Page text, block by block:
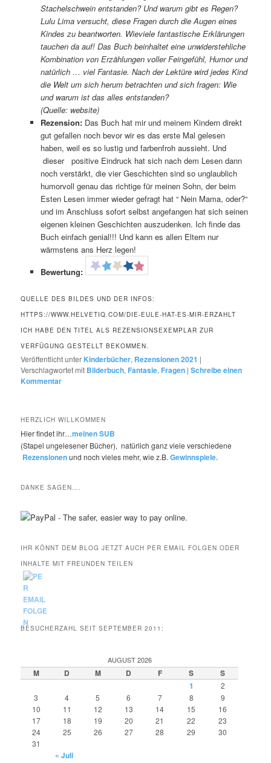
Stachelschwein entstanden? Und warum gibt es Regen?
Lulu Lima versucht, diese Fragen durch die Augen eines
Kindes zu beantworten. Wieviele fantastische Erklärungen
tauchen da auf! Das Buch beinhaltet eine unwiderstehliche
Kombination von Erzählungen voller Feingefühl, Humor und
natürlich … viel Fantasie. Nach der Lektüre wird jedes Kind
die Welt um sich herum betrachten und sich fragen: Wie
und warum ist das alles entstanden?
(Quelle: website)
Rezension: Das Buch hat mir und meinem Kindern direkt
gut gefallen noch bevor wir es das erste Mal gelesen
haben, weil es so lustig und farbenfroh aussieht. Und
dieser positive Eindruck hat sich nach dem Lesen dann
noch verstärkt, die vier Geschichten sind so unglaublich
humorvoll genau das richtige für meinen Sohn, der beim
Esten Lesen immer wieder gefragt hat “ Nein Mama, oder?“
und im Anschluss sofort selbst angefangen hat sich seinen
eigenen kleinen Geschichten auszudenken. Ich finde das
Buch einfach genial!!! Und kann es allen Eltern nur
wärmstens ans Herz legen!
Bewertung:
QUELLE DES BILDES UND DER INFOS:
HTTPS://WWW.HELVETIQ.COM/DIE-EULE-HAT-ES-MIR-ERZAHLT
ICH HABE DEN TITEL ALS REZENSIONSEXEMPLAR ZUR
VERFÜGUNG GESTELLT BEKOMMEN.
Veröffentlicht unter Kinderbücher, Rezensionen 2021 |
Verschlagwortet mit Bilderbuch, Fantasie, Fragen |Schreibe einen
Kommentar
HERZLICH WILLKOMMEN
Hier findet ihr…meinen SUB
(Stapel ungelesener Bücher), natürlich ganz viele verschiedene
Rezensionenund noch vieles mehr, wie z.B.Gewinnspiele.
DANKE SAGEN….
IHR KÖNNT DEM BLOG JETZT AUCH PER EMAIL FOLGEN ODER
INHALTE MIT FREUNDEN TEILEN
BESUCHERZAHL SEIT SEPTEMBER 2011:
AUGUST 2026
M D M D F S
S
1
2
3
4 5 6 7 8
9
10
11 12 13 14 15
16
17
18 19 20 21 22
23
24
25 26 27 28 29
30
31
« Juli